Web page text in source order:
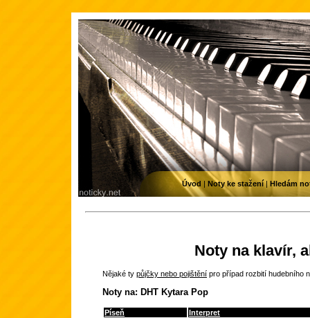
Noty na klavír,
Nějaké ty půjčky nebo pojištění pro případ rozbití hudebního
Noty na: DHT Kytara Pop
Píseň Interpret
Úvod | Noty ke stažení| Hledám